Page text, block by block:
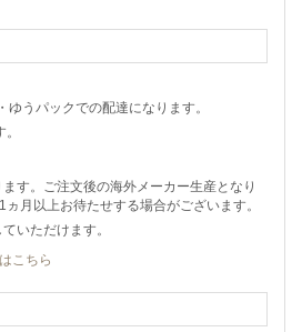
うパックでの配達になります。
す。ご注文後の海外メーカー生産となり
月以上お待たせする場合がございます。
いただけます。
こちら